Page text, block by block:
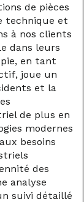
de pièces
technique et
à nos clients
dans leurs
en tant
joue un
et la
de plus en
modernes
besoins
des
analyse
suivi détaillé